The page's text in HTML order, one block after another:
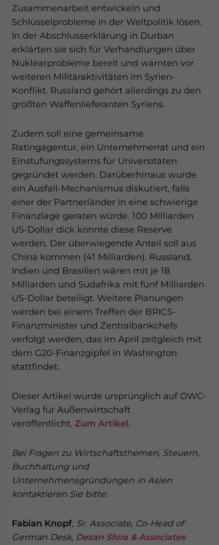
Zusammenarbeit entwickeln und
Schlüsselprobleme in der Weltpolitik lösen.
In der Abschlusserklärung in Durban
erklärten sie sich für Verhandlungen über
Nuklearprobleme bereit und warnten vor
weiteren Militäraktivitäten im Syrien-
Konflikt. Russland gehört allerdings zu den
größten Waffenlieferanten Syriens.
Zudem soll eine gemeinsame
Ratingagentur, ein Unternehmerrat und ein
Einstufungssystems für Universitäten
gegründet werden. Darüberhinaus wurde
ein Ausfall-Mechanismus diskutiert, falls
einer der Partnerländer in eine schwierige
Finanzlage geraten würde. 100 Milliarden
US-Dollar dick könnte diese Reserve
werden. Der überwiegende Anteil soll aus
China kommen (41 Milliarden). Russland,
Indien und Brasilien wären mit je 18
Milliarden und Südafrika mit fünf Milliarden
US-Dollar beteiligt. Weitere Planungen
werden bei einem Treffen der BRICS-
Finanzminister und Zentralbankchefs
verfolgt werden, das im April zeitgleich mit
dem G20-Finanzgipfel in Washington
stattfindet.
Dieser Artikel wurde ursprünglich auf OWC-
Verlag für Außenwirtschaft
veröffentlicht. Zum Artikel.
Bei Fragen zu Wirtschaftsthemen, Steuern,
Buchhaltung und
Unternehmensgründungen in Asien
kontaktieren Sie bitte:
Fabian Knopf, Sr. Associate, Co-Head of
German Desk, Dezan Shira & Associates